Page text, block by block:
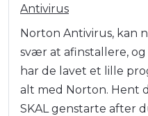
Antivirus
Norton Antivirus, kan
svær at afinstallere,
har de lavet et lille
alt med Norton. Hent
SKAL genstarte after